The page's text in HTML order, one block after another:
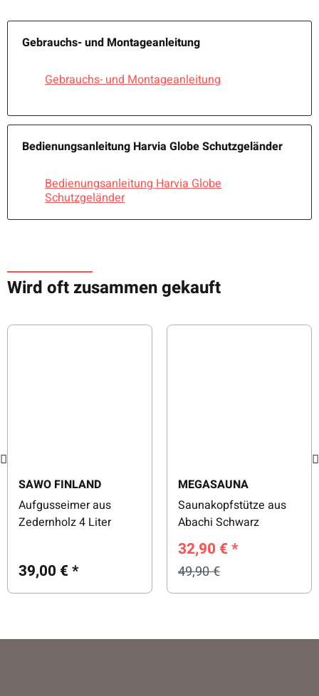
Gebrauchs- und Montageanleitung
Gebrauchs- und Montageanleitung
Bedienungsanleitung Harvia Globe Schutzgeländer
Bedienungsanleitung Harvia Globe
Schutzgeländer
Wird oft zusammen gekauft
SAWO FINLAND
Aufgusseimer aus
Zedernholz 4 Liter
39,00 €*
MEGASAUNA
Saunakopfstütze aus
Abachi Schwarz
32,90 €*
49,90 €